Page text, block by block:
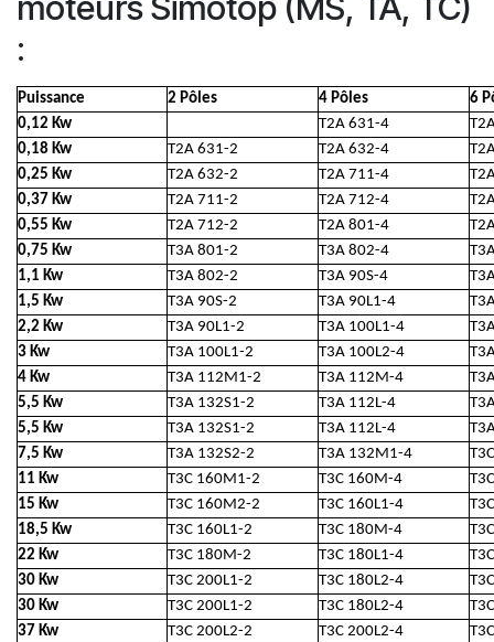
:
Puissance 2 Pôles 4 Pôles
6
0,12 Kw
T2A 631-4
0,18 Kw
T2A 631-2 T2A 632-4
0,25 Kw
T2A 632-2 T2A 711-4
0,37 Kw
T2A 711-2 T2A 712-4
0,55 Kw
T2A 712-2 T2A 801-4
0,75 Kw
T3A 801-2 T3A 802-4
1,1 Kw
T3A 802-2 T3A 90S-4
1,5 Kw
T3A 90S-2 T3A 90L1-4
2,2 Kw
T3A 90L1-2 T3A 100L1-4
3 Kw
T3A 100L1-2 T3A 100L2-4
4 Kw
T3A 112M1-2 T3A 112M-4
5,5 Kw
T3A 132S1-2 T3A 112L-4
5,5 Kw
T3A 132S1-2 T3A 112L-4
7,5 Kw
T3A 132S2-2 T3A 132M1-4
11 Kw
T3C 160M1-2 T3C 160M-4
15 Kw
T3C 160M2-2 T3C 160L1-4
18,5 Kw
T3C 160L1-2 T3C 180M-4
22 Kw
T3C 180M-2 T3C 180L1-4
30 Kw
T3C 200L1-2 T3C 180L2-4
30 Kw
T3C 200L1-2 T3C 180L2-4
37 Kw
T3C 200L2-2 T3C 200L2-4